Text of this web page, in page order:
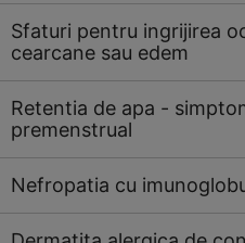
Sfaturi pentru ingrijirea
cearcane sau edem
Retentia de apa -
premenstrual
Nefropatia cu